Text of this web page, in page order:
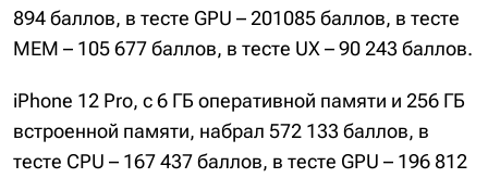
894 баллов, в тесте GPU – 201085 баллов, в тесте
MEM – 105 677 баллов, в тесте UX – 90 243 баллов.
iPhone 12 Pro, с 6 ГБ оперативной памяти и 256 ГБ
встроенной памяти, набрал 572 133 баллов, в
тесте CPU – 167 437 баллов, в тесте GPU – 196 812